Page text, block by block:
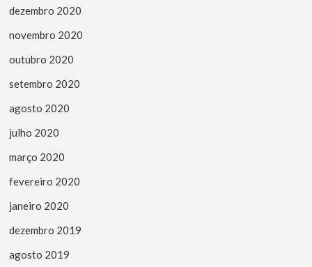
dezembro 2020
novembro 2020
outubro 2020
setembro 2020
agosto 2020
julho 2020
março 2020
fevereiro 2020
janeiro 2020
dezembro 2019
agosto 2019